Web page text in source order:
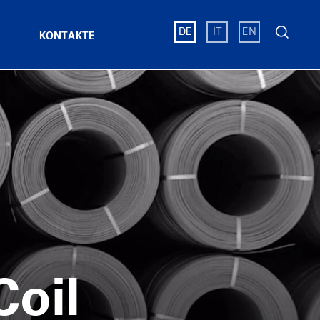
über Produkte
über Nachhaltigkeit
über Innovation
in Italien
in Österreich
in Slowenien
für Tunnel
Für Pfeiler
Flachstahl und gezogener
Draht SIAT
Flachstahl und gewalzter
Profilstahl
Gezogener Blankdraht
Gedrillter gezogener Draht
Verkupferter Draht
Schweissdrähte PITTARC
GMAW
Coil
Altre certificazioni
Zertifikate Ferriere Nord
Zertifikate Acciaierie di Verona
Zertifikate Siderpotenza
Zertifikate La Veneta Reti
Zertifikate SIAT
Zertifikate Pittarc
Zertifikate Bstg
Zertifikate Kovinar
KONTAKTE
Suchen
DE EN